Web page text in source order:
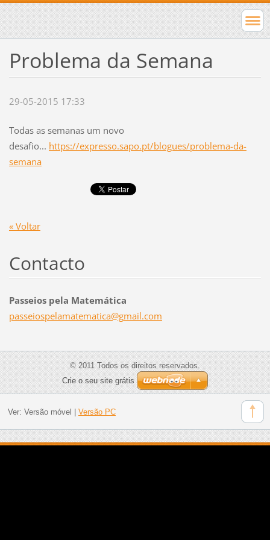
Problema da Semana
29-05-2015 17:33
Todas as semanas um novo
desafio... https://expresso.sapo.pt/blogues/problema-da-
semana
« Voltar
Contacto
Passeios pela Matemática
passeiospelamatematica@gmail.com
© 2011 Todos os direitos reservados.
Crie o seu site grátis
Ver: Versão móvel Versão PC